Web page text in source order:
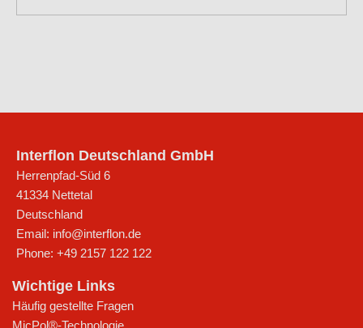
Interflon Deutschland GmbH
Herrenpfad-Süd 6
41334 Nettetal
Deutschland
Email: info@interflon.de
Phone: +49 2157 122 122
Wichtige Links
Häufig gestellte Fragen